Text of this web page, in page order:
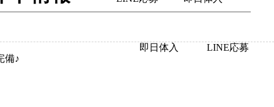
LINE応募
即日体入
備♪